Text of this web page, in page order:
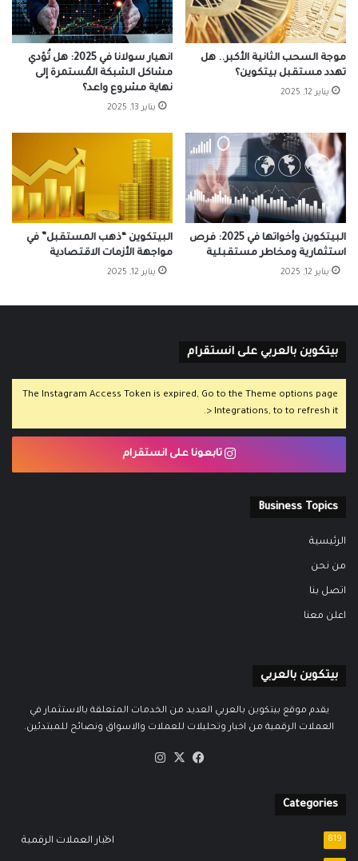
انهيار سولانا في 2025: هل تُؤدي
مشاكل الشبكة المُستمرة إلى
نهاية مشروع واعد؟
يناير 13, 2025
موجة السحب الثانية الأكبر.. هل
تهدد مستقبل بيتكوين؟
يناير 12, 2025
البيتكوين “ذهب المستقبل” في
مواجهة الأزمات الاقتصادية
يناير 12, 2025
البيتكوين وأخواتها في 2025: فرص
استثمارية ومخاطر مستقبلية
يناير 12, 2025
بيتكوين بالعربي على انستقرام
The Instagram Access Token is expired, Go to the Theme options page
> Integrations, to to refresh it.
تابعونا على انستقرام
Business Topics
الرئيسية
من نحن
اتصل بنا
اعلن معنا
بيتكوين بالعربي
يقدم موقع بيتكوين بالعربي العديد من الخدمات المتعلقة بالاستثمار في
العملات الرقمية من اخبار وتحليلات للعملات والاسواق ونصائح للمبتدئين.
فيسبوك
‫X
Categories
اخبار العملات الرقمية 819